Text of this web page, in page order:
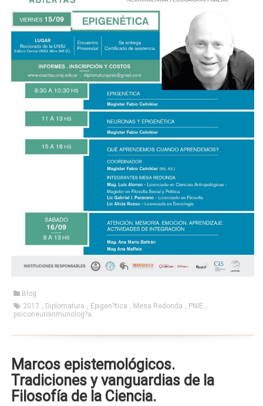
Blog
2017 , Diplomatura , Epigen?tica , Mesa Redonda , PNIE ,
psiconeuroinmunolog?a
Marcos epistemológicos.
Tradiciones y vanguardias de la
Filosofía de la Ciencia.